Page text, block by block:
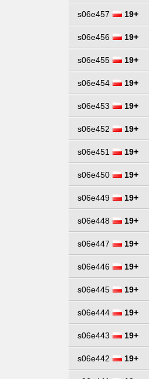
s06e457 19+
s06e456 19+
s06e455 19+
s06e454 19+
s06e453 19+
s06e452 19+
s06e451 19+
s06e450 19+
s06e449 19+
s06e448 19+
s06e447 19+
s06e446 19+
s06e445 19+
s06e444 19+
s06e443 19+
s06e442 19+